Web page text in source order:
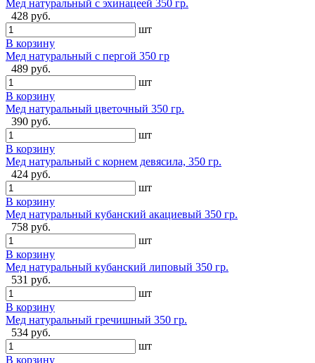
Мед натуральный с эхинацеей 350 гр.
428 руб.
шт
В корзину
Мед натуральный с пергой 350 гр
489 руб.
шт
В корзину
Мед натуральный цветочный 350 гр.
390 руб.
шт
В корзину
Мед натуральный с корнем девясила, 350 гр.
424 руб.
шт
В корзину
Мед натуральный кубанский акациевый 350 гр.
758 руб.
шт
В корзину
Мед натуральный кубанский липовый 350 гр.
531 руб.
шт
В корзину
Мед натуральный гречишный 350 гр.
534 руб.
шт
В корзину